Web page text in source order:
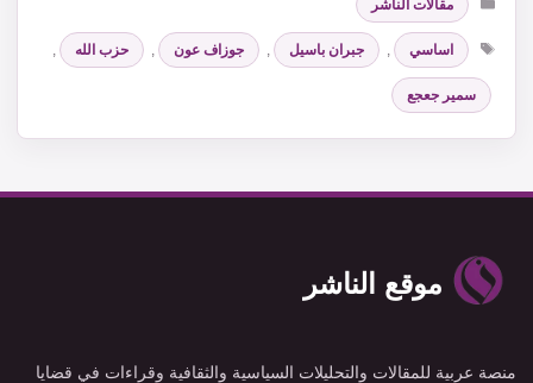
مقالات الناشر
الوسوم
اساسي جبران باسيل جوزاف عون حزب الله
سمير جعجع
موقع الناشر
منصة عربية للمقالات والتحليلات السياسية والثقافية وقراءات في قضايا